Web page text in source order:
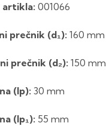
artikla: 001066
prečnik (d₁): 160 mm
prečnik (d₂): 150 mm
(lp): 30 mm
(lp₁): 55 mm